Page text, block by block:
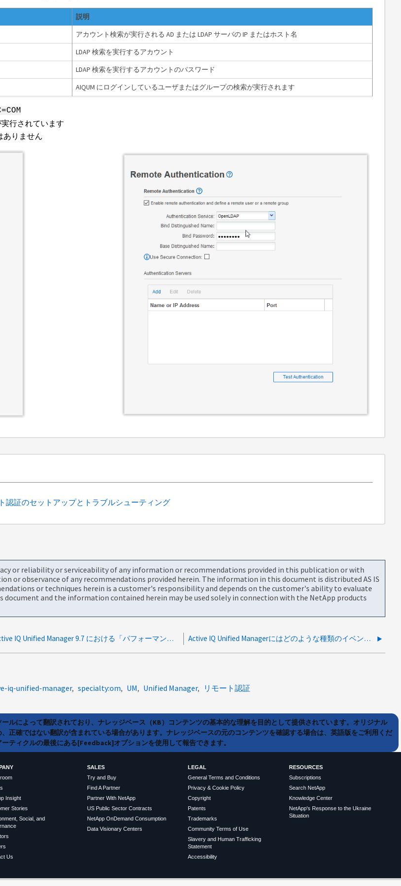
説明
アカウント検索が実行される AD または LDAP サーバの IP またはホスト名
LDAP 検索を実行するアカウント
LDAP 検索を実行するアカウントのパスワード
AIQUM にログインしているユーザまたはグループの検索が実行されます
行されています
りません
認証のセットアップとトラブルシューティング
or reliability or serviceability of any information or recommendations provided in this publication or with
or observance of any recommendations provided herein. The information in this document is distributed AS IS
or techniques herein is a customer's responsibility and depends on the customer's ability to evaluate
and the information contained herein may be used solely in connection with the NetApp products
Active IQ Unified Manager 9.7 における「パフォーマンス容量」の変更点について教えてください。 Active IQ Unified Managerにはどのような種類のイベントがありますか。
iq-unified-manager specialty:om UM Unified Manager リモート認証
ルによって翻訳されており、ナレッジベース（KB）コンテンツの基本的な理解を目的として提供されています。オリジナル
正確ではない翻訳が含まれている場合があります。ナレッジベースの元のコンテンツを確認する場合は、英語版をご利用くだ
ティクルの最後にある[Feedback]オプションを使用して報告できます。
Insight
Stories
Social, and
Us
SALES
Try and Buy
Find A Partner
Partner With NetApp
US Public Sector Contracts
NetApp OnDemand Consumption
Data Visionary Centers
LEGAL
General Terms and Conditions
Privacy & Cookie Policy
Copyright
Patents
Trademarks
Community Terms of Use
Slavery and Human Trafficking
Statement
Accessibility
RESOURCES
Subscriptions
Search NetApp
Knowledge Center
NetApp's Response to the Ukraine
Situation